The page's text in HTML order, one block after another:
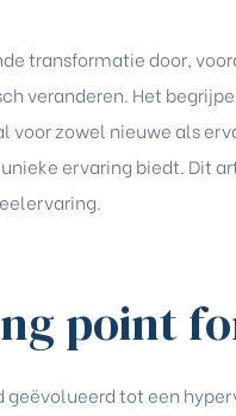
transformatie door,
veranderen. Het
voor zowel nieuwe als
ervaring biedt. Dit
point
geëvolueerd tot een